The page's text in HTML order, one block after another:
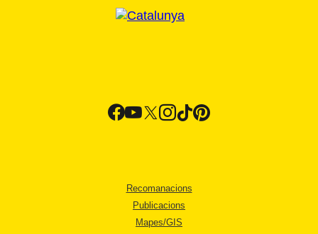
Recomanacions
Publicacions
Mapes/GIS